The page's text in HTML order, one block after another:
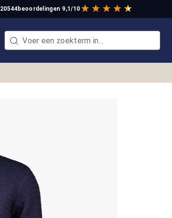
20544beoordelingen 9,1/10